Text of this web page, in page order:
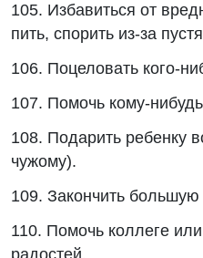
105. Избавиться от
пить, спорить из-за
106. Поцеловать кого-
107. Помочь кому-
108. Подарить ребенку
чужому).
109. Закончить большую
110. Помочь коллеге